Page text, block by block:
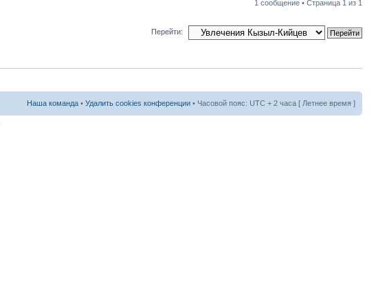
1 сообщение • Страница 1 из 1
Перейти:
Наша команда • Удалить cookies конференции • Часовой пояс: UTC + 2 часа [ Летнее время ]